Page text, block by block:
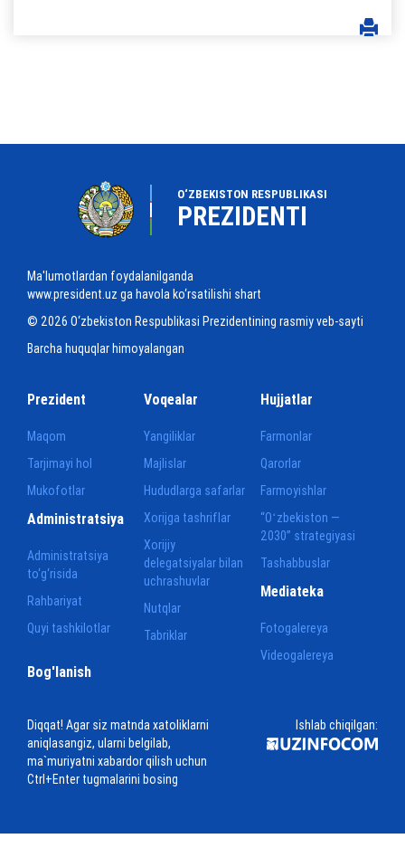
O‘ZBEKISTON RESPUBLIKASI
PREZIDENTI
Ma'lumotlardan foydalanilganda
www.president.uz ga havola ko‘rsatilishi shart
© 2026 O‘zbekiston Respublikasi Prezidentining rasmiy veb-sayti
Barcha huquqlar himoyalangan
Prezident
Maqom
Tarjimayi hol
Mukofotlar
Voqealar
Yangiliklar
Majlislar
Hududlarga safarlar
Xorijga tashriflar
Xorijiy
delegatsiyalar bilan
uchrashuvlar
Nutqlar
Tabriklar
Hujjatlar
Farmonlar
Qarorlar
Farmoyishlar
“Oʻzbekiston —
2030” strategiyasi
Tashabbuslar
Administratsiya
Administratsiya
to‘g‘risida
Rahbariyat
Quyi tashkilotlar
Mediateka
Fotogalereya
Videogalereya
Bog'lanish
Diqqat! Agar siz matnda xatoliklarni
aniqlasangiz, ularni belgilab,
ma`muriyatni xabardor qilish uchun
Ctrl+Enter tugmalarini bosing
Ishlab chiqilgan: